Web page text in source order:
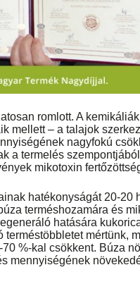
romlott. A
mellett – a talajok
nagyfokú
a termelés
mikotoxin
hatékonyságát 20-20
terméshozamára és
hatására
mértünk,
%-kal csökkent. Búza
mennyiségének